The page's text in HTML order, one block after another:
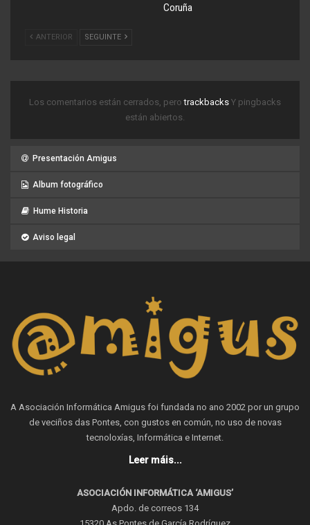
Coruña
ANTERIOR SEGUINTE
Los comentarios están cerrados, perotrackbacks Y pingbacks
están abiertos.
Presentación Amigus
Album fotográfico
Hume Historia
Aviso legal
A Asociación Informática Amigus foi fundada no ano 2002 por un grupo
de veciños das Pontes, con gustos en común, no uso de novas
tecnoloxías, Informática e Internet.
Leer máis...
ASOCIACIÓN INFORMÁTICA ‘AMIGUS’
Apdo. de correos 134